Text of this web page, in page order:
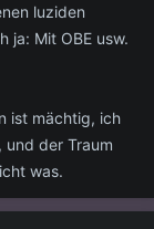
luziden
ja: Mit OBE usw.
ist mächtig, ich
der Traum
was.